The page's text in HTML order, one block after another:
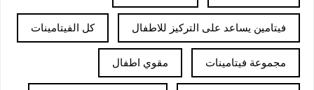
فيتامين يساعد على التركيز للاطفال كل الفيتامينات
مجموعة فيتامينات مقوي اطفال